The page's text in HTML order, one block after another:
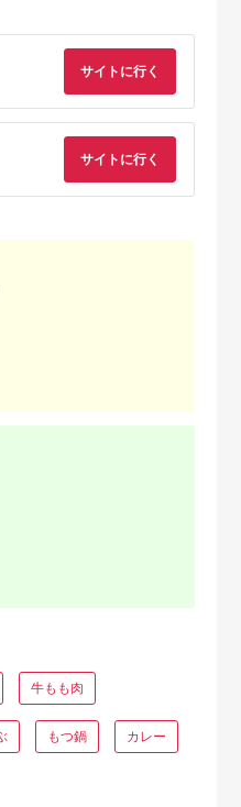
サイトに行く
サイトに行く
牛もも肉
もつ鍋 カレー